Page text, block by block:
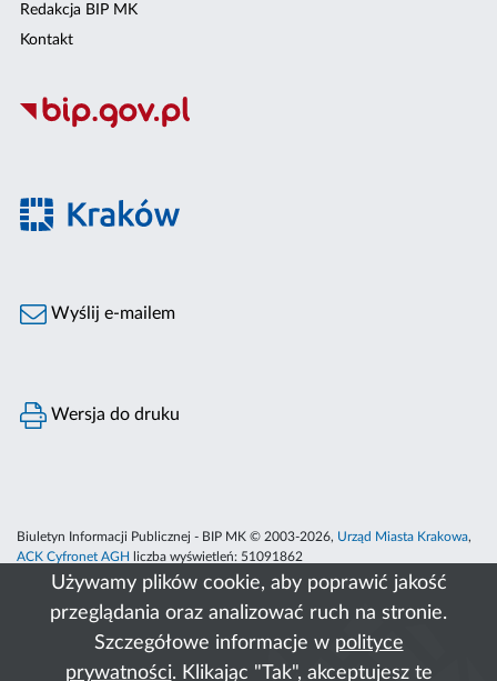
Używamy plików cookie, aby poprawić jakość
przeglądania oraz analizować ruch na stronie.
Szczegółowe informacje w polityce
prywatności. Klikając "Tak", akceptujesz te
Redakcja BIP MK
Kontakt
Wyślij e-mailem
Wersja do druku
Biuletyn Informacji Publicznej - BIP MK © 2003-2026, Urząd Miasta Krakowa,
ACK Cyfronet AGH
liczba wyświetleń: 51091862